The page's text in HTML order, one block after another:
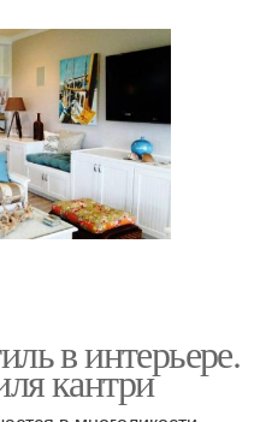
в интерьере.
кантри